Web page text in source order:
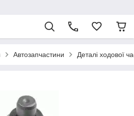
Автозапчастини Деталі ходової